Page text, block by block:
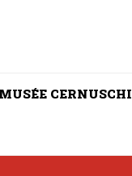
CERNUSCHI